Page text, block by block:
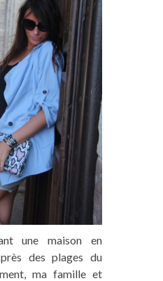
une maison en
des plages du
ma famille et